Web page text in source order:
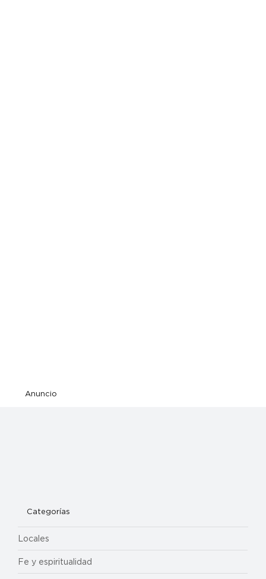
Anuncio
Categorías
Locales
Fe y espiritualidad